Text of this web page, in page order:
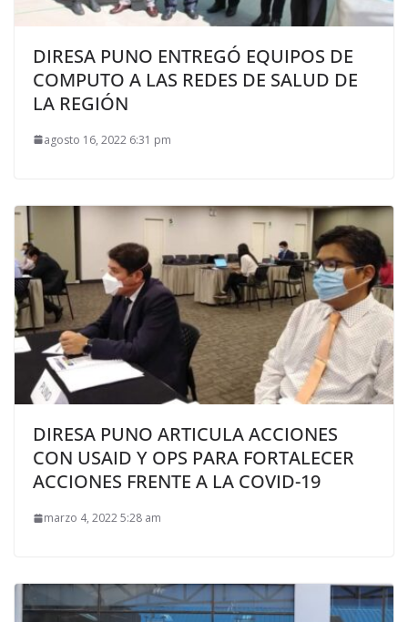
DIRESA PUNO ENTREGÓ EQUIPOS DE
COMPUTO A LAS REDES DE SALUD DE
LA REGIÓN
agosto 16, 2022 6:31 pm
DIRESA PUNO ARTICULA ACCIONES
CON USAID Y OPS PARA FORTALECER
ACCIONES FRENTE A LA COVID-19
marzo 4, 2022 5:28 am